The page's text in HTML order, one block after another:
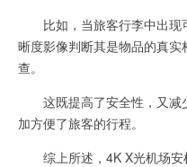
比如，当旅客行李中出现
晰度影像判断其是物品的真
查。
这既提高了安全性，又减
加方便了旅客的行程。
综上所述，4K X光机场安